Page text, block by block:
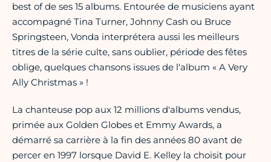
best of de ses 15 albums. Entourée de musiciens ayant
accompagné Tina Turner, Johnny Cash ou Bruce
Springsteen, Vonda interprétera aussi les meilleurs
titres de la série culte, sans oublier, période des fêtes
oblige, quelques chansons issues de l'album « A Very
Ally Christmas » !
La chanteuse pop aux 12 millions d'albums vendus,
primée aux Golden Globes et Emmy Awards, a
démarré sa carrière à la fin des années 80 avant de
percer en 1997 lorsque David E. Kelley la choisit pour